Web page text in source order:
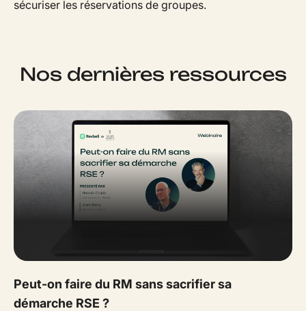
sécuriser les réservations de groupes.
Nos dernières ressources
Peut-on faire du RM sans sacrifier sa
démarche RSE ?